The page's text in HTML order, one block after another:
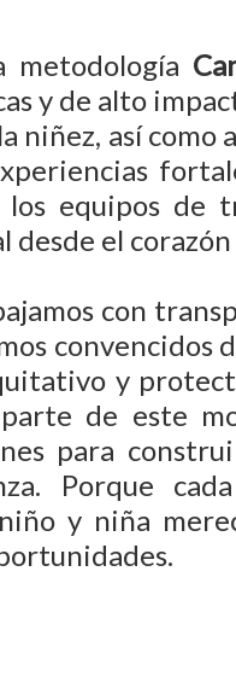
metodología
y de alto
niñez, así como
equipos de
el
con
convencidos
y
de este
para
Porque
y niña